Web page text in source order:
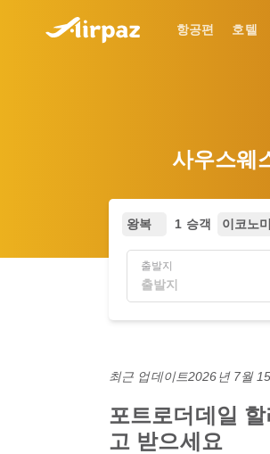
항공편 호텔
사우스웨
왕복 1 승객 이코노미
출발지
최근 업데이트2026년 7월
포트로더데일
고 받으세요